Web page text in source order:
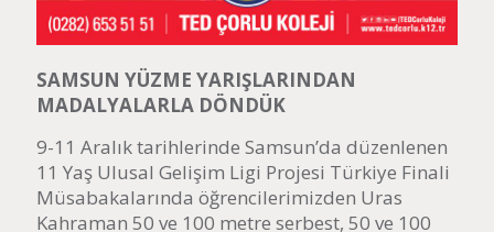
SAMSUN YÜZME YARIŞLARINDAN
MADALYALARLA DÖNDÜK
9-11 Aralık tarihlerinde Samsun’da düzenlenen
11 Yaş Ulusal Gelişim Ligi Projesi Türkiye Finali
Müsabakalarında öğrencilerimizden Uras
Kahraman 50 ve 100 metre serbest, 50 ve 100